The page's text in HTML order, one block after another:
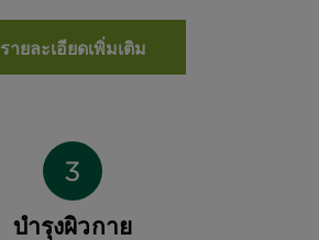
รายละเอียดเพิ่มเติม
บำรุงผิวกาย